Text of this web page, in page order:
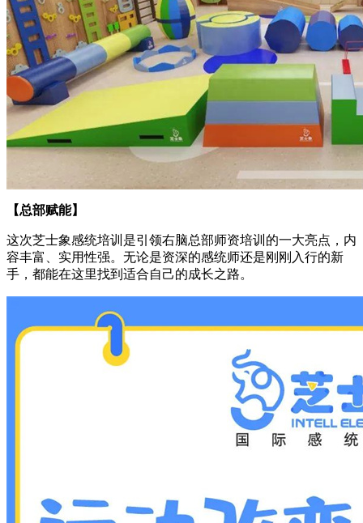
【总部赋能】
这次芝士象感统培训是引领右脑总部师资培训的一大亮点，内
容丰富、实用性强。无论是资深的感统师还是刚刚入行的新
手，都能在这里找到适合自己的成长之路。